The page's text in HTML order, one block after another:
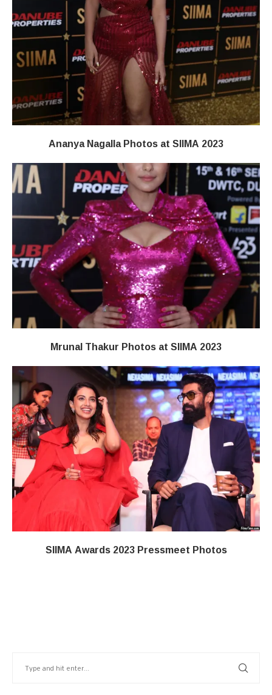
Ananya Nagalla Photos at SIIMA 2023
Mrunal Thakur Photos at SIIMA 2023
SIIMA Awards 2023 Pressmeet Photos